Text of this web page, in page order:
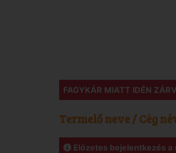
FAGYKÁR MIATT IDÉN
Termelő neve / Cég
Előzetes bejelentkezés